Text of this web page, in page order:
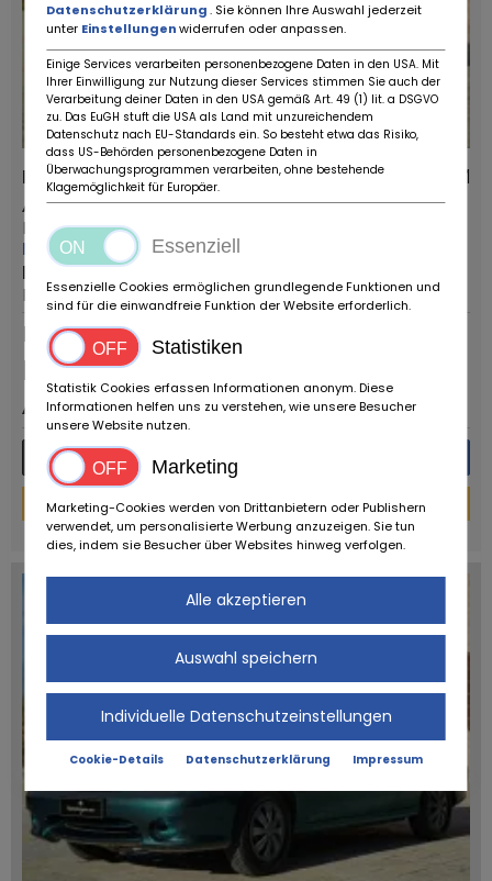
Rover 100 CABRIOLET 42.767 KM
Anbieter:
Ruote da Sogno
Mehr von diesem Händler
PLZ/Ort:
Reggio Emilia
Fahrzeugtyp:
Dauerinserat
Preis auf
Anfrage
Mehr Details
Finanzierungs-Rechner
powered bytarifcheck
Datenschutzerklärung. Sie können Ihre Auswahl jederzeit
unter Einstellungenwiderrufen oder anpassen.
Einige Services verarbeiten personenbezogene Daten in den USA. Mit
Ihrer Einwilligung zur Nutzung dieser Services stimmen Sie auch der
Verarbeitung deiner Daten in den USA gemäß Art. 49 (1) lit. a DSGVO
zu. Das EuGH stuft die USA als Land mit unzureichendem
Datenschutz nach EU-Standards ein. So besteht etwa das Risiko,
dass US-Behörden personenbezogene Daten in
Überwachungsprogrammen verarbeiten, ohne bestehende
Klagemöglichkeit für Europäer.
Essenziell
Essenzielle Cookies ermöglichen grundlegende Funktionen und
sind für die einwandfreie Funktion der Website erforderlich.
Statistiken
Statistik Cookies erfassen Informationen anonym. Diese
Informationen helfen uns zu verstehen, wie unsere Besucher
unsere Website nutzen.
Marketing
Marketing-Cookies werden von Drittanbietern oder Publishern
verwendet, um personalisierte Werbung anzuzeigen. Sie tun
dies, indem sie Besucher über Websites hinweg verfolgen.
Alle akzeptieren
Auswahl speichern
Individuelle Datenschutzeinstellungen
Cookie-Details Datenschutzerklärung Impressum